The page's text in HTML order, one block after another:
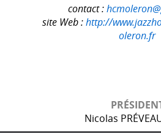
contact :
site Web :http://
oleron.fr
Nicolas